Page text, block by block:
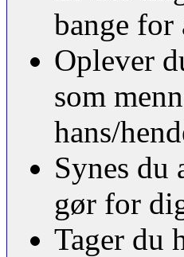
bange
Oplever
som
hans/
Synes du
gør for
Tager du